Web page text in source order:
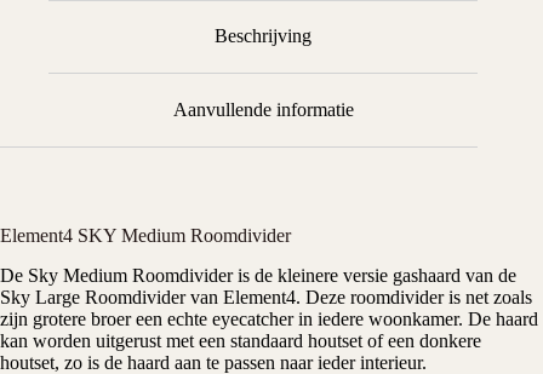
Beschrijving
Aanvullende informatie
Element4 SKY Medium Roomdivider
De Sky Medium Roomdivider is de kleinere versie gashaard van de
Sky Large Roomdivider van Element4. Deze roomdivider is net zoals
zijn grotere broer een echte eyecatcher in iedere woonkamer. De haard
kan worden uitgerust met een standaard houtset of een donkere
houtset, zo is de haard aan te passen naar ieder interieur.